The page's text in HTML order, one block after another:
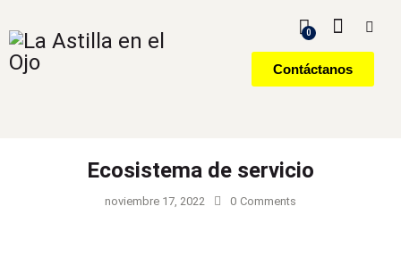
0
Contáctanos
Ecosistema de servicio
noviembre 17, 2022 0 Comments